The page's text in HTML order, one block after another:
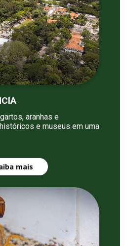
aranhas e
e museus em uma
mais